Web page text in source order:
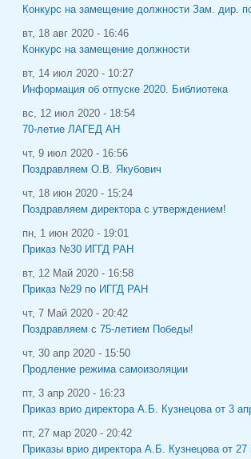
Конкурс на замещение должности Зам. дир.
вт, 18 авг 2020 - 16:46
Конкурс на замещение должности
вт, 14 июл 2020 - 10:27
Информация об отпуске 2020. Библиотека
вс, 12 июл 2020 - 18:54
70-летие ЛАГЕД АН
чт, 9 июл 2020 - 16:56
Поздравляем О.В. Якубович
чт, 18 июн 2020 - 15:24
Поздравляем директора с утверждением!
пн, 1 июн 2020 - 19:01
Приказ №30 ИГГД РАН
вт, 12 Май 2020 - 16:58
Приказ №29 по ИГГД РАН
чт, 7 Май 2020 - 20:42
Поздравляем с 75-летием Победы!
чт, 30 апр 2020 - 15:50
Продление режима самоизоляции
пт, 3 апр 2020 - 16:23
Приказ врио директора А.Б. Кузнецова от 3
пт, 27 мар 2020 - 20:42
Приказы врио директора А.Б. Кузнецова от 27